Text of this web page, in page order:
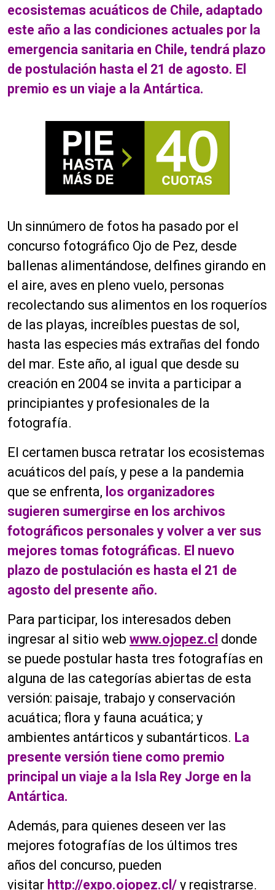
ecosistemas acuáticos de Chile, adaptado
este año a las condiciones actuales por la
emergencia sanitaria en Chile, tendrá plazo
de postulación hasta el 21 de agosto. El
premio es un viaje a la Antártica.
Un sinnúmero de fotos ha pasado por el
concurso fotográfico Ojo de Pez, desde
ballenas alimentándose, delfines girando en
el aire, aves en pleno vuelo, personas
recolectando sus alimentos en los roqueríos
de las playas, increíbles puestas de sol,
hasta las especies más extrañas del fondo
del mar. Este año, al igual que desde su
creación en 2004 se invita a participar a
principiantes y profesionales de la
fotografía.
El certamen busca retratar los ecosistemas
acuáticos del país, y pese a la pandemia
que se enfrenta, os organizadores
sugieren sumergirse en los archivos
fotográficos personales y volver a ver sus
mejores tomas fotográficas. El nuevo
plazo de postulación es hasta el 21 de
agosto del presente año.
Para participar, los interesados deben
ingresar al sitio web www.ojopez.cl donde
se puede postular hasta tres fotografías en
alguna de las categorías abiertas de esta
versión: paisaje, trabajo y conservación
acuática; flora y fauna acuática; y
ambientes antárticos y subantárticos. La
presente versión tiene como premio
principal un viaje a la Isla Rey Jorge en la
Antártica.
Además, para quienes deseen ver las
mejores fotografías de los últimos tres
años del concurso, pueden
visitar http://expo.ojopez.cl/ y registrarse.